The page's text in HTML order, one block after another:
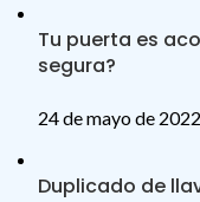
Tu puerta es
segura?
24 de mayo de 2022
Duplicado de